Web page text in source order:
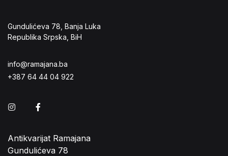
Gundulićeva 78, Banja Luka
Republika Srpska, BiH
info@ramajana.ba
+387 64 44 04 922
Instagram
Antikvarijat Ramajana
Gundulićeva 78